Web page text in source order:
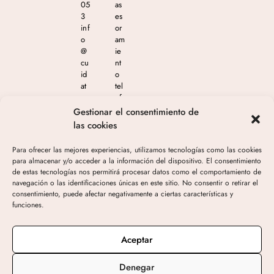
Gestionar el consentimiento de
las cookies
Para ofrecer las mejores experiencias, utilizamos tecnologías como las cookies
para almacenar y/o acceder a la información del dispositivo. El consentimiento
de estas tecnologías nos permitirá procesar datos como el comportamiento de
navegación o las identificaciones únicas en este sitio. No consentir o retirar el
consentimiento, puede afectar negativamente a ciertas características y
funciones.
Aceptar
Denegar
05
3
inf
o
@
cu
id
at
m
est
ca
.c
o
m
as
es
or
am
ie
nt
o
tel
ef
ón
en
65
4
04
4
05
de
10